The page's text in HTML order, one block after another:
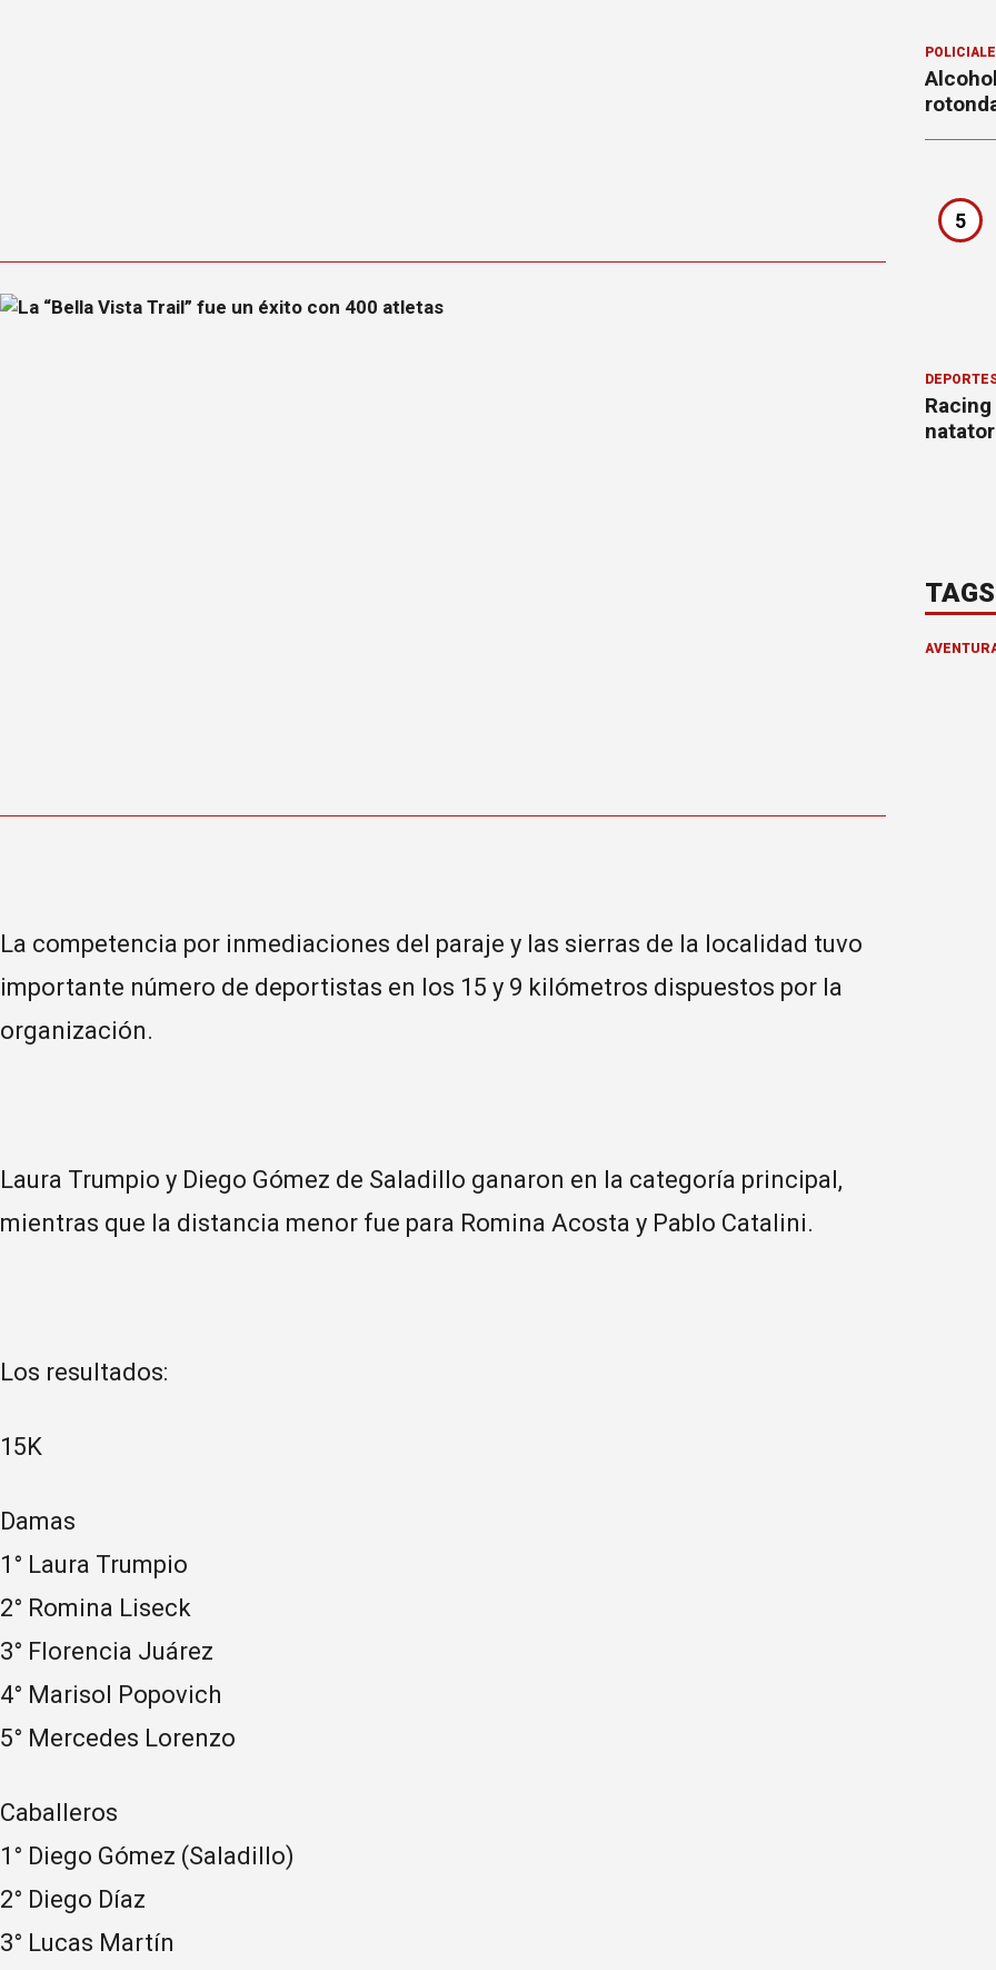
La competencia por inmediaciones del paraje y las sierras de la localidad tuvo
importante número de deportistas en los 15 y 9 kilómetros dispuestos por la
organización.
Laura Trumpio y Diego Gómez de Saladillo ganaron en la categoría principal,
mientras que la distancia menor fue para Romina Acosta y Pablo Catalini.
Los resultados:
15K
Damas
1° Laura Trumpio
2° Romina Liseck
3° Florencia Juárez
4° Marisol Popovich
5° Mercedes Lorenzo
Caballeros
1° Diego Gómez (Saladillo)
2° Diego Díaz
3° Lucas Martín
5
TAGS